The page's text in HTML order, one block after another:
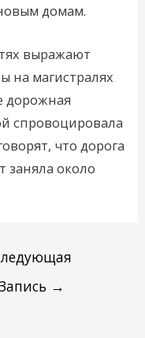
домам.
выражают
на магистралях
дорожная
спровоцировала
что дорога
заняла около
→